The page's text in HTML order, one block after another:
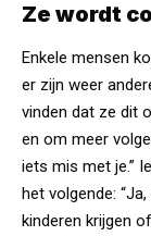
Ze wordt
Enkele mensen
er zijn weer
vinden dat ze dit
en om meer
iets mis met je.”
het volgende:
kinderen krijgen